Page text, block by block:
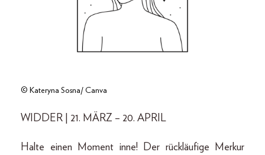
© Kateryna Sosna/ Canva
WIDDER | 21. MÄRZ – 20. APRIL
Halte einen Moment inne! Der rückläufige Merkur